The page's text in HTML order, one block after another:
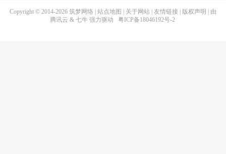
Copyright © 2014-2026 筑梦网络 站点地图 关于网站 友情链接 版权声明
| 由
腾讯云 & 七牛强力驱动 粤ICP备18046192号-2